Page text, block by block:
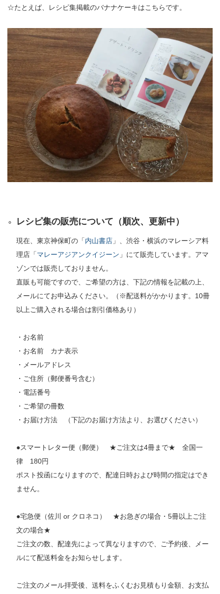
☆たとえば、レシピ集掲載のバナナケーキはこちらです。
レシピ集の販売について（順次、更新中）
現在、東京神保町の「内山書店 」、渋谷・横浜のマレーシア料
理店「マレーアジアンクイジーン 」にて販売しています。アマ
ゾンでは販売しておりません。
直販も可能ですので、ご希望の方は、下記の情報を記載の上、
メールにてお申込みください。（※配送料がかかります。10冊
以上ご購入される場合は割引価格あり）
・お名前
・お名前 カナ表示
・メールアドレス
・ご住所（郵便番号含む）
・電話番号
・ご希望の冊数
・お届け方法 （下記のお届け方法より、お選びください）
●スマートレター便（郵便） ★ご注文は4冊まで★ 全国一
律 180円
ポスト投函になりますので、配達日時および時間の指定はでき
ません。
●宅急便（佐川 or クロネコ） ★お急ぎの場合・5冊以上ご注
文の場合★
ご注文の数、配達先によって異なりますので、ご予約後、メー
ルにて配送料金をお知らせします。
ご注文のメール拝受後、送料をふくむお見積もり金額、お支払